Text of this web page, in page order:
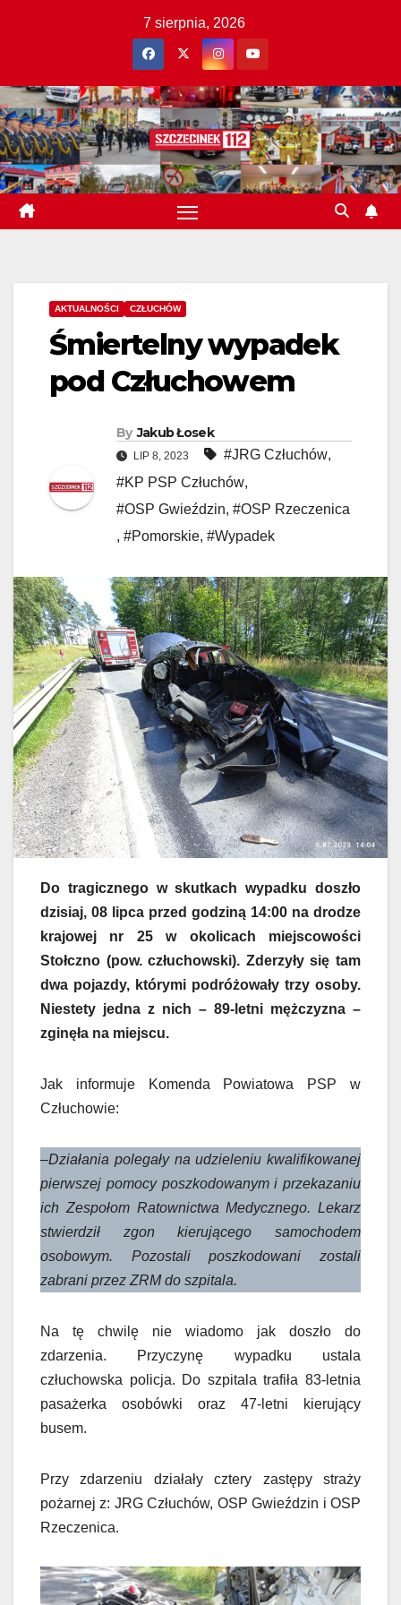
7 sierpnia, 2026
AKTUALNOŚCI CZŁUCHÓW
Śmiertelny wypadek
pod Człuchowem
By Jakub Łosek
LIP 8, 2023 #JRG Człuchów,
#KP PSP Człuchów,
#OSP Gwieździn, #OSP Rzeczenica
, #Pomorskie, #Wypadek
Do tragicznego w skutkach wypadku doszło
dzisiaj, 08 lipca przed godziną 14:00 na drodze
krajowej nr 25 w okolicach miejscowości
Stołczno (pow. człuchowski). Zderzyły się tam
dwa pojazdy, którymi podróżowały trzy osoby.
Niestety jedna z nich – 89-letni mężczyzna –
zginęła na miejscu.
Jak informuje Komenda Powiatowa PSP w
Człuchowie:
–Działania polegały na udzieleniu kwalifikowanej
pierwszej pomocy poszkodowanym i przekazaniu
ich Zespołom Ratownictwa Medycznego. Lekarz
stwierdził zgon kierującego samochodem
osobowym. Pozostali poszkodowani zostali
zabrani przez ZRM do szpitala.
Na tę chwilę nie wiadomo jak doszło do
zdarzenia. Przyczynę wypadku ustala
człuchowska policja. Do szpitala trafiła 83-letnia
pasażerka osobówki oraz 47-letni kierujący
busem.
Przy zdarzeniu działały cztery zastępy straży
pożarnej z: JRG Człuchów, OSP Gwieździn i OSP
Rzeczenica.